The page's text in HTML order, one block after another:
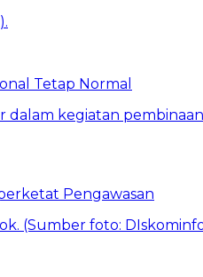
Tetap Normal
Pengawasan